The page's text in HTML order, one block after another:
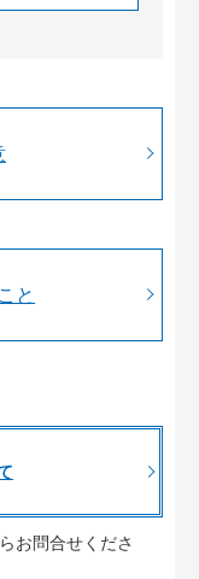
と
お問合せくださ